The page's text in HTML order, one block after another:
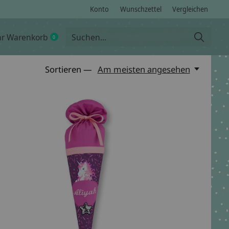
Konto Wunschzettel Vergleichen
Warenkorb 0items
Sortieren — Am meisten angesehen